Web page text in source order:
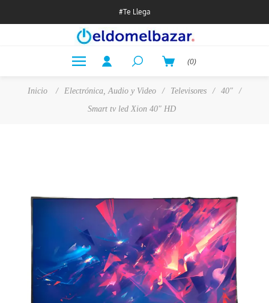
#Te Llega
(0)
Inicio / Electrónica, Audio y Video / Televisores / 40"
/
Smart tv led Xion 40" HD